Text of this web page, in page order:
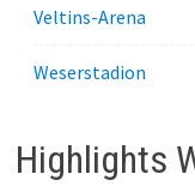
Veltins-Arena
Weserstadion
Highlights